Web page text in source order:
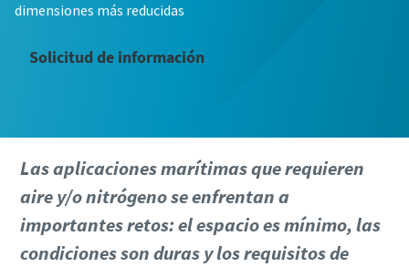
dimensiones más reducidas
Solicitud de información
Las aplicaciones marítimas que requieren
aire y/o nitrógeno se enfrentan a
importantes retos: el espacio es mínimo, las
condiciones son duras y los requisitos de